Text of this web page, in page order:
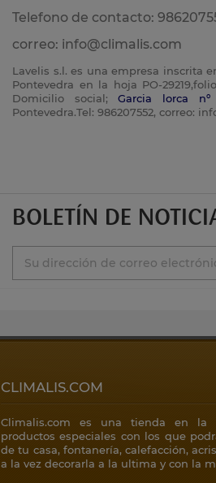
Telefono de contacto:
correo: info@climalis.com
Lavelis s.l. es una empresa inscrita
Pontevedra en la hoja PO-
Domicilio social;Garcia lorca
Pontevedra.Tel: 986207552, correo:
BOLETÍN DE
CLIMALIS.COM
Climalis.com es una tienda en la
productos especiales con los que
de tu casa, fontanería, calefacción,
a la vez decorarla a la ultima y con la